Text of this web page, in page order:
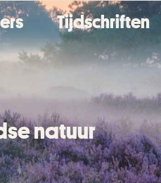
Tijdschriften
natuur